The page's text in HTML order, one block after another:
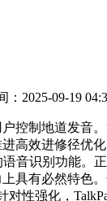
：2025-09-19
制地道发音。
高效进修径优
音识别功能。
具有必然特色
对性强化，